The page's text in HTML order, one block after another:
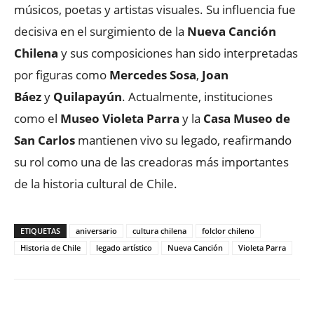
músicos, poetas y artistas visuales. Su influencia fue
decisiva en el surgimiento de la Nueva Canción
Chilena y sus composiciones han sido interpretadas
por figuras como Mercedes Sosa, Joan
Báezy Quilapayún. Actualmente, instituciones
como el Museo Violeta Parra y la Casa Museo de
San Carlos mantienen vivo su legado, reafirmando
su rol como una de las creadoras más importantes
de la historia cultural de Chile.
ETIQUETAS aniversario cultura chilena
folclor chileno
Historia de Chile
legado artístico Nueva Canción Violeta Parra